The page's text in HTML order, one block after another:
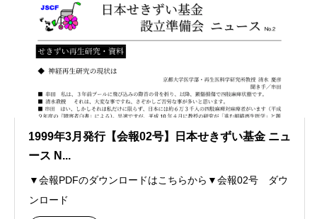
1999年3月発行【会報02号】日本せきずい基金 ニュ
ース N...
▼会報PDFのダウンロードはこちらから▼会報02号 ダウ
ンロード